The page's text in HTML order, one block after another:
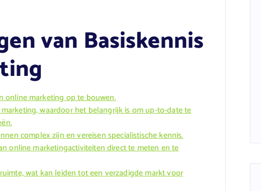
van Basiskennis
online marketing op te bouwen.
waardoor het belangrijk is om up-to-date te
complex zijn en vereisen specialistische kennis.
online marketingactiviteiten direct te meten en te
wat kan leiden tot een verzadigde markt voor